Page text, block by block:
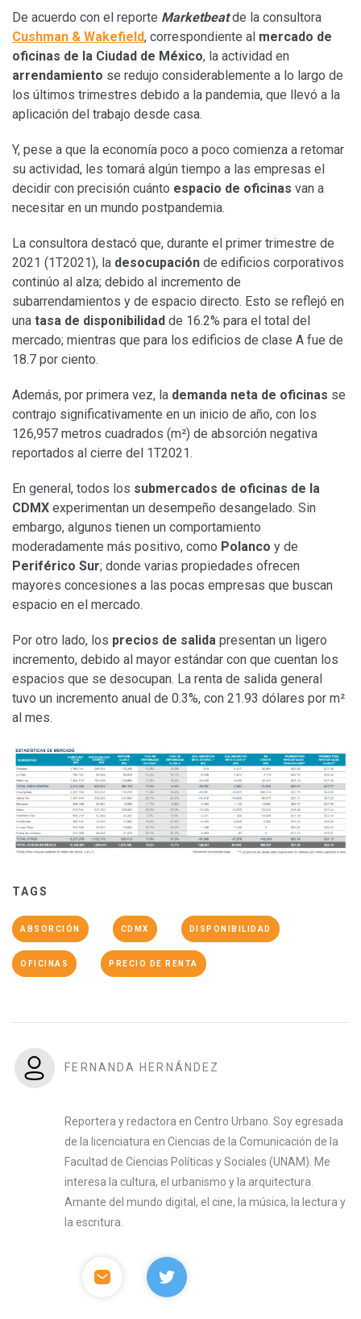
De acuerdo con el reporte Marketbeatde la consultora
Cushman & Wakefield, correspondiente al mercado de
oficinas de la Ciudad de México, la actividad en
arrendamiento se redujo considerablemente a lo largo de
los últimos trimestres debido a la pandemia, que llevó a la
aplicación del trabajo desde casa.
Y, pese a que la economía poco a poco comienza a retomar
su actividad, les tomará algún tiempo a las empresas el
decidir con precisión cuánto espacio de oficinas van a
necesitar en un mundo postpandemia.
La consultora destacó que, durante el primer trimestre de
2021 (1T2021), la desocupación de edificios corporativos
continúo al alza; debido al incremento de
subarrendamientos y de espacio directo. Esto se reflejó en
una tasa de disponibilidad de 16.2% para el total del
mercado; mientras que para los edificios de clase A fue de
18.7 por ciento.
Además, por primera vez, la demanda neta de oficinas se
contrajo significativamente en un inicio de año, con los
126,957 metros cuadrados (m²) de absorción negativa
reportados al cierre del 1T2021.
En general, todos los submercados de oficinas de la
CDMX experimentan un desempeño desangelado. Sin
embargo, algunos tienen un comportamiento
moderadamente más positivo, como Polanco y de
Periférico Sur; donde varias propiedades ofrecen
mayores concesiones a las pocas empresas que buscan
espacio en el mercado.
Por otro lado, los precios de salida presentan un ligero
incremento, debido al mayor estándar con que cuentan los
espacios que se desocupan. La renta de salida general
tuvo un incremento anual de 0.3%, con 21.93 dólares por m²
al mes.
TAGS
ABSORCIÓN CDMX DISPONIBILIDAD
OFICINAS PRECIO DE RENTA
FERNANDA HERNÁNDEZ
Reportera y redactora en Centro Urbano. Soy egresada
de la licenciatura en Ciencias de la Comunicación de la
Facultad de Ciencias Políticas y Sociales (UNAM). Me
interesa la cultura, el urbanismo y la arquitectura.
Amante del mundo digital, el cine, la música, la lectura y
la escritura.